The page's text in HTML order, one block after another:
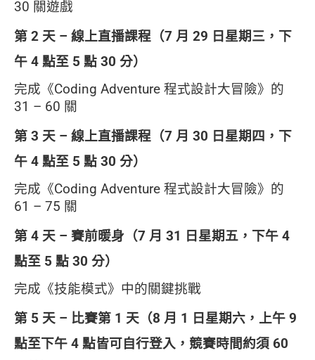
30 關遊戲
第 2 天 – 線上直播課程 （7 月 29 日星期三，下
午 4 點至 5 點 30 分）
完成《Coding Adventure 程式設計大冒險》的
31 – 60 關
第 3 天 – 線上直播課程 （7 月 30 日星期四，下
午 4 點至 5 點 30 分）
完成《Coding Adventure 程式設計大冒險》的
61 – 75 關
第 4 天 – 賽前暖身（7 月 31 日星期五，下午 4
點至 5 點 30 分）
完成《技能模式》中的關鍵挑戰
第 5 天 – 比賽第 1 天（8 月 1 日星期六，上午 9
點至下午 4 點皆可自行登入，競賽時間約須 60